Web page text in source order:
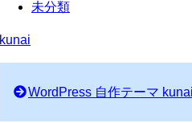
未分類
kunai
WordPress 自作テーマ